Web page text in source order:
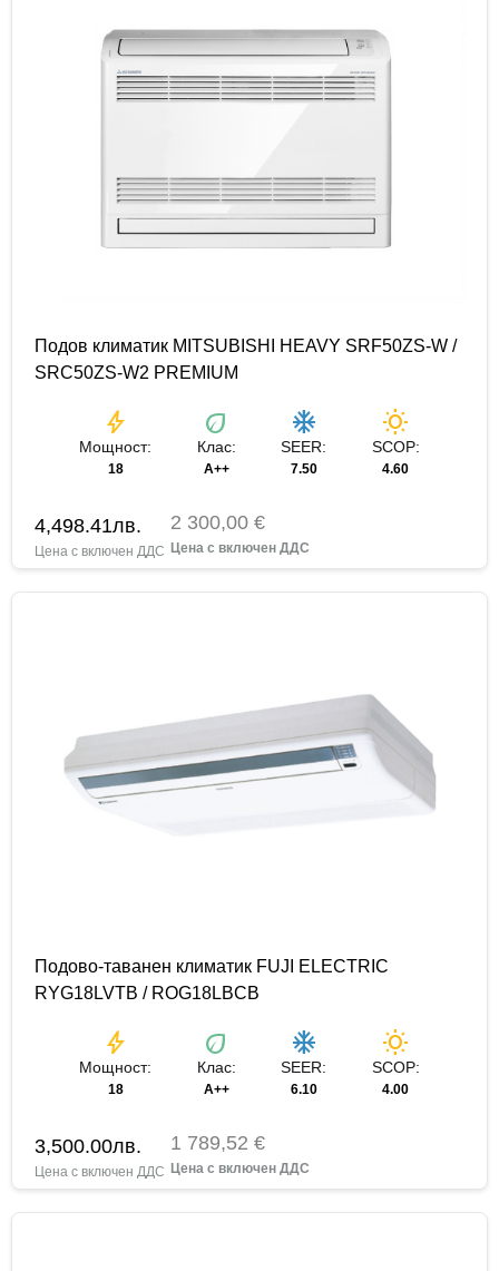
Подов климатик MITSUBISHI HEAVY SRF50ZS-W /
SRC50ZS-W2 PREMIUM
bolt
Мощност:
18
eco
Клас:
A++
ac_unit
SEER:
7.50
wb_sunny
SCOP:
4.60
4,498.41лв. 2 300,00 €
Подово-таванен климатик FUJI ELECTRIC
RYG18LVTB / ROG18LBCB
bolt
Мощност:
18
eco
Клас:
A++
ac_unit
SEER:
6.10
wb_sunny
SCOP:
4.00
3,500.00лв. 1 789,52 €